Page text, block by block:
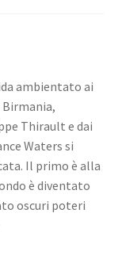
ambientato ai
Thirault e dai
Waters si
Il primo è alla
è diventato
oscuri poteri